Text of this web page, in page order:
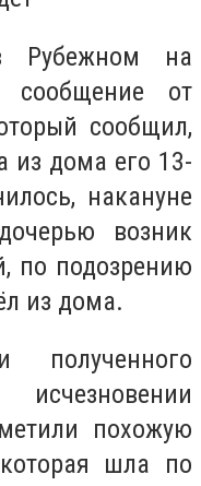
Рубежном на
сообщение от
сообщил,
из дома его 13-
накануне
возник
по подозрению
из дома.
полученного
похожую
шла по